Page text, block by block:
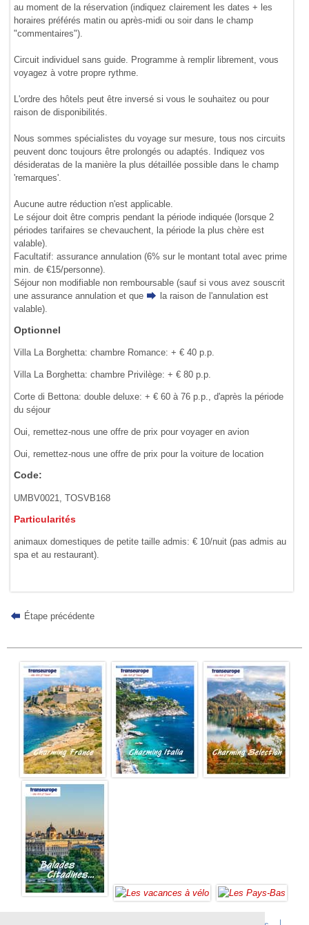
au moment de la réservation (indiquez clairement les dates + les
horaires préférés matin ou après-midi ou soir dans le champ
"commentaires").
Circuit individuel sans guide. Programme à remplir librement, vous
voyagez à votre propre rythme.
L'ordre des hôtels peut être inversé si vous le souhaitez ou pour
raison de disponibilités.
Nous sommes spécialistes du voyage sur mesure, tous nos circuits
peuvent donc toujours être prolongés ou adaptés. Indiquez vos
désideratas de la manière la plus détaillée possible dans le champ
'remarques'.
Aucune autre réduction n'est applicable.
Le séjour doit être compris pendant la période indiquée (lorsque 2
périodes tarifaires se chevauchent, la période la plus chère est
valable).
Facultatif: assurance annulation (6% sur le montant total avec prime
min. de €15/personne).
Séjour non modifiable non remboursable (sauf si vous avez souscrit
une assurance annulation et que
la raison de l'annulation est
valable).
Optionnel
Villa La Borghetta: chambre Romance: + € 40 p.p.
Villa La Borghetta: chambre Privilège: + € 80 p.p.
Corte di Bettona: double deluxe: + € 60 à 76 p.p., d'après la période
du séjour
Oui, remettez-nous une offre de prix pour voyager en avion
Oui, remettez-nous une offre de prix pour la voiture de location
Code:
UMBV0021, TOSVB168
Particularités
animaux domestiques de petite taille admis: € 10/nuit (pas admis au
spa et au restaurant).
Étape précédente